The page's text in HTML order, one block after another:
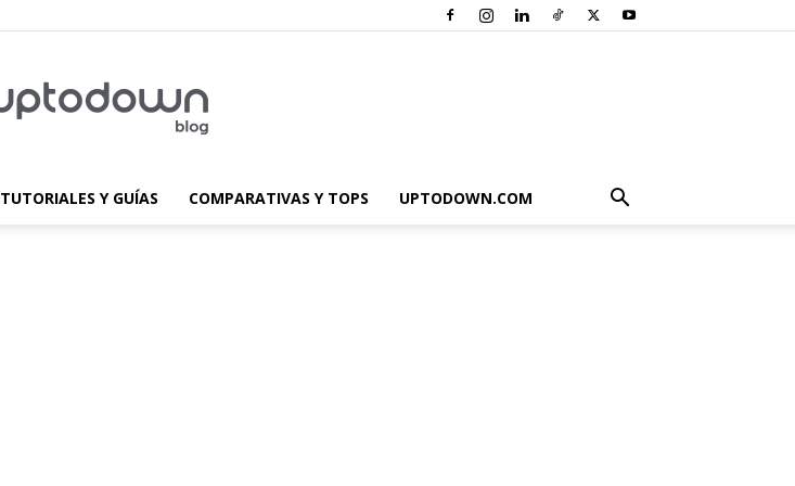
TUTORIALES Y GUÍAS COMPARATIVAS Y TOPS UPTODOWN.COM